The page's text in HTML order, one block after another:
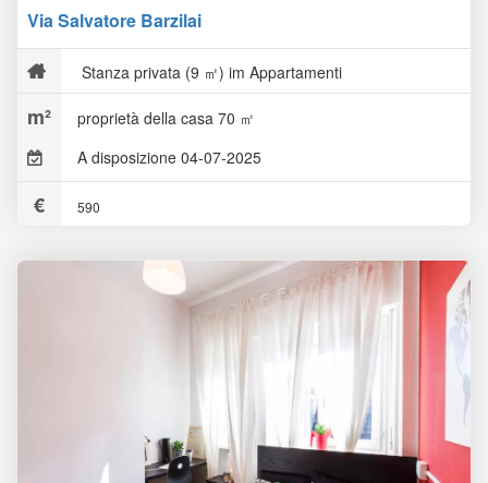
Via Salvatore Barzilai
Stanza privata (9 ㎡) im Appartamenti
proprietà della casa 70 ㎡
A disposizione 04-07-2025
590